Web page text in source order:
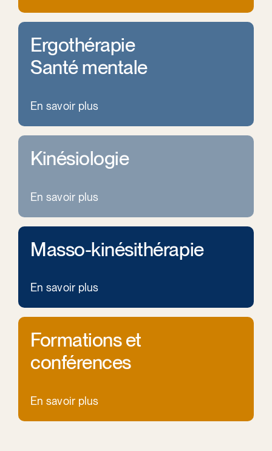
Ergothérapie
Santé mentale
En savoir plus
Kinésiologie
En savoir plus
Masso-kinésithérapie
En savoir plus
Formations et
conférences
En savoir plus